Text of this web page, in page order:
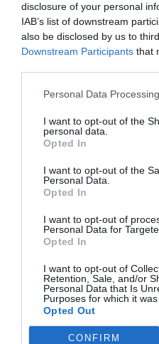
disclosure of your personal
IAB’s list of downstream
also be disclosed by us to
Downstream Participants that
Personal Data
I want to opt-out of the
personal data.
Opted In
I want to opt-out of the
Personal Data.
Opted In
I want to opt-out of
Personal Data for
Opted In
I want to opt-out of
Retention, Sale, and/or
Personal Data that Is
Purposes for which it was
Opted Out
CONFIRM
Αυτή είναι η στιγμή που
ανελέητα το ερπετό που
πια μυριστεί το παιχνίδι
κύμα επανεκτόξευσης του
ανυπομονησία για την τρίτη
Προκαλεί και το εύλογο
Δεδομένου ότι η δεύτερη
αναβίωση καταστάσεων
είναι να μην τους ρουφήξει
το Cobra Kai. Αν ο Ραλφ
αποφύγουν αυτή την παγίδα
αξίζουν εκτός από το
παπούτσια μας για να τους